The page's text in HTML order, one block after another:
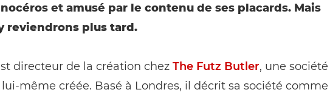
et amusé par le contenu de ses placards. Mais
reviendrons plus tard.
directeur de la création chez The Futz Butler, une société
même créée. Basé à Londres, il décrit sa société comme